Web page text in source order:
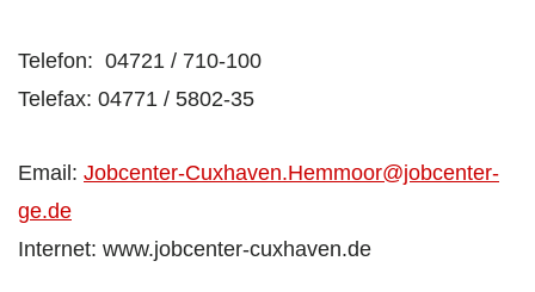
Telefon: 04721 / 710-100
Telefax: 04771 / 5802-35
Email: Jobcenter-Cuxhaven.Hemmoor@jobcenter-
ge.de
Internet: www.jobcenter-cuxhaven.de